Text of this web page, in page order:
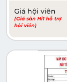
Giá hội viên
(Giá sàn Hi1 hỗ trợ
hội viên)